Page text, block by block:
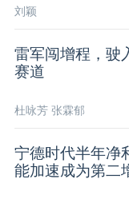
刘颖
雷军闯增程，驶
赛道
杜咏芳 张霖郁
宁德时代半年净
能加速成为第二